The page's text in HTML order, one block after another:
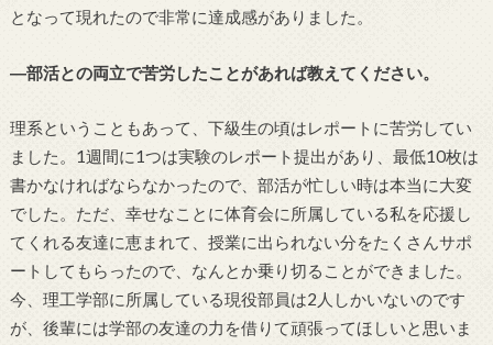
となって現れたので非常に達成感がありました。
―部活との両立で苦労したことがあれば教えてください。
理系ということもあって、下級生の頃はレポートに苦労してい
ました。1週間に1つは実験のレポート提出があり、最低10枚は
書かなければならなかったので、部活が忙しい時は本当に大変
でした。ただ、幸せなことに体育会に所属している私を応援し
てくれる友達に恵まれて、授業に出られない分をたくさんサポ
ートしてもらったので、なんとか乗り切ることができました。
今、理工学部に所属している現役部員は2人しかいないのです
が、後輩には学部の友達の力を借りて頑張ってほしいと思いま